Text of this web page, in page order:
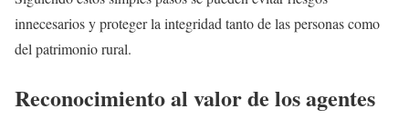
innecesarios y proteger la integridad tanto de las personas como
del patrimonio rural.
Reconocimiento al valor de los agentes